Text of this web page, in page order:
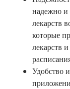
надежно и
лекарств
которые
лекарств
Удобство